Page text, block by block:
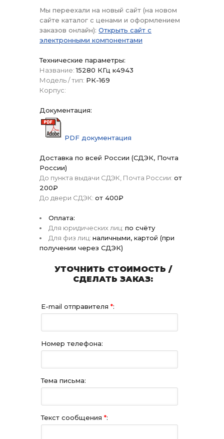
Мы переехали на новый сайт (на новом
сайте каталог с ценами и оформлением
заказов онлайн): Открыть сайт с
электронными компонентами
Технические параметры:
Название: 15280 КГц к4943
Модель / тип: РК-169
Корпус:
Документация:
PDF документация
Доставка по всей России (СДЭК, Почта
России)
До пункта выдачи СДЭК, Почта России: от
200₽
До двери СДЭК: от 400₽
Оплата:
Для юридических лиц: по счёту
Для физ лиц: наличными, картой (при
получении через СДЭК)
УТОЧНИТЬ СТОИМОСТЬ /
СДЕЛАТЬ ЗАКАЗ:
E-mail отправителя *:
Номер телефона:
Тема письма:
Текст сообщения *: